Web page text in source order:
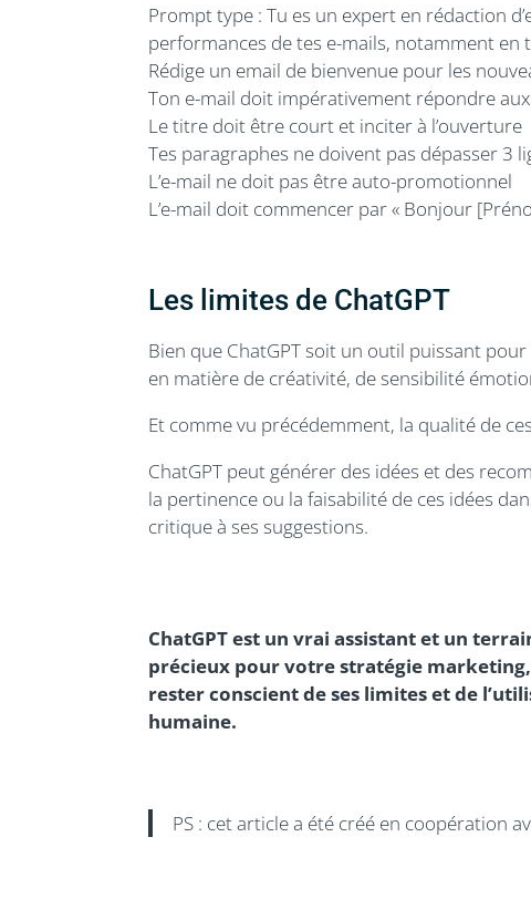
Prompt type : Tu es un expert en rédaction
performances de tes e-mails, notamment en
Rédige un email de bienvenue pour les
Ton e-mail doit impérativement répondre
Le titre doit être court et inciter à l’ouverture
Tes paragraphes ne doivent pas dépasser 3
L’e-mail ne doit pas être auto-promotionnel
L’e-mail doit commencer par « Bonjour
Les limites de ChatGPT
Bien que ChatGPT soit un outil puissant
en matière de créativité, de sensibilité
Et comme vu précédemment, la qualité de
ChatGPT peut générer des idées et des
la pertinence ou la faisabilité de ces idées
critique à ses suggestions.
ChatGPT est un vrai assistant et un
précieux pour votre stratégie
rester conscient de ses limites et de
humaine.
PS : cet article a été créé en coopération